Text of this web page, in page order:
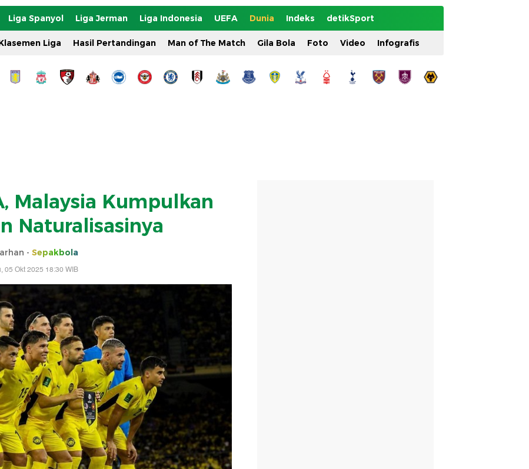
Liga Spanyol Liga Jerman Liga Indonesia UEFA Dunia Indeks detikSport
Liga Hasil Pertandingan Man of The Match Gila Bola Foto Video Infografis
Malaysia Kumpulkan
Naturalisasinya
- Sepakbola
05 Okt 2025 18:30 WIB